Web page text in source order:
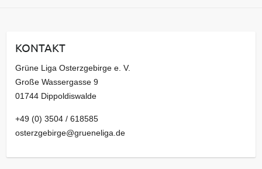
v
KONTAKT
Grüne Liga Osterzgebirge e. V.
Große Wassergasse 9
01744 Dippoldiswalde
+49 (0) 3504 / 618585
osterzgebirge@grueneliga.de